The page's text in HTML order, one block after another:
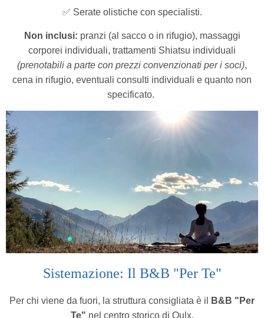
✅ Serate olistiche con specialisti.
Non inclusi: pranzi (al sacco o in rifugio), massaggi
corporei individuali, trattamenti Shiatsu individuali
(prenotabili a parte con prezzi convenzionati per i soci),
cena in rifugio, eventuali consulti individuali e quanto non
specificato.
Sistemazione: Il B&B "Per Te"
Per chi viene da fuori, la struttura consigliata è il
B&B "Per
Te" nel centro storico di Oulx,